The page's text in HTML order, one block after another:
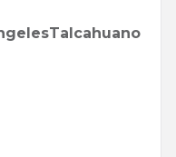
Talcahuano